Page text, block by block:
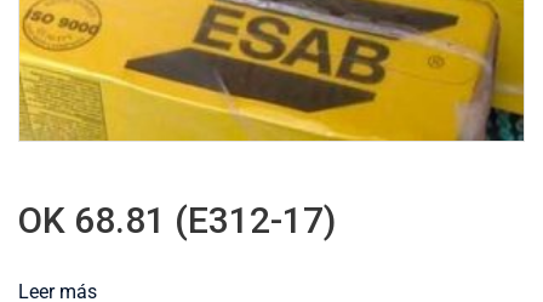
OK 68.81 (E312-17)
Leer más